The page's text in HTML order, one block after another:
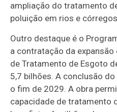
ampliação do tratamento
poluição em rios e
Outro destaque é o
a contratação da
de Tratamento de Esgoto
5,7 bilhões. A conclusão
o fim de 2029. A obra
capacidade de tratamento